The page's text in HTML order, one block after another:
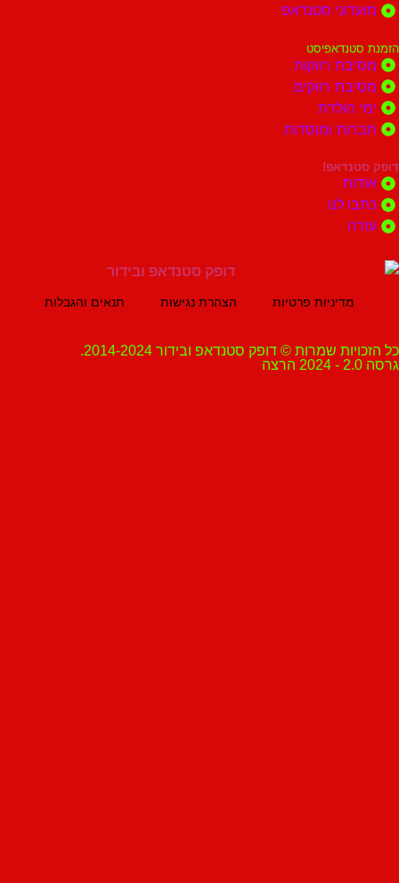
סטנדאפ
רווקות
רווקים
ומוסדות
לנו
מדיניות פרטיות הצהרת נגישות תנאים והגבלות
שמרות © דופק סטנדאפ ובידור 2014-2024.